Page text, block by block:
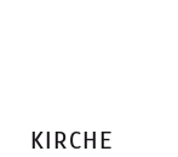
KIRCHE